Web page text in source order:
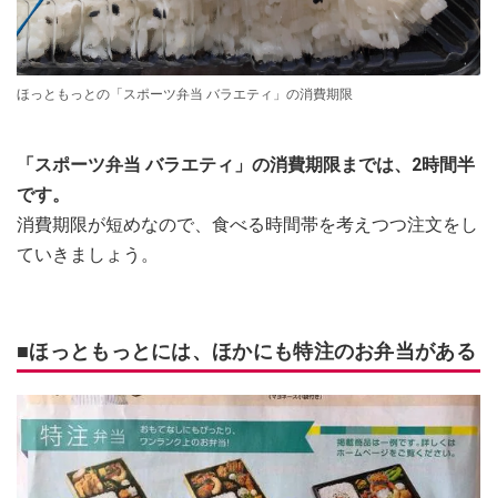
ほっともっとの「スポーツ弁当 バラエティ」の消費期限
「スポーツ弁当 バラエティ」の消費期限までは、2時間半
です。
消費期限が短めなので、食べる時間帯を考えつつ注文をし
ていきましょう。
■ほっともっとには、ほかにも特注のお弁当がある